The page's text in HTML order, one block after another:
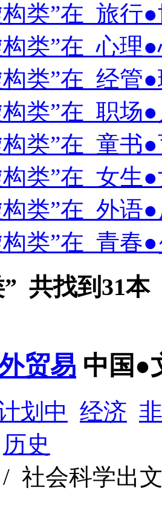
构类”在 旅行
构类”在 心理
构类”在 经管
构类”在 职场
构类”在 童书
构类”在 女生
构类”在 外语
构类”在 青春
共找到31本
贸易 中国●
划中 经济
历史
社会科学出